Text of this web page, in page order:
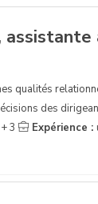
qualités
des
3 Expérience :